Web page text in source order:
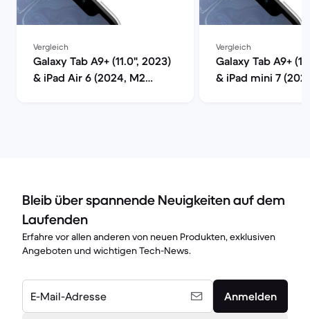
Vergleich
Galaxy Tab A9+ (11.0", 2023)
& iPad Air 6 (2024, M2
Vergleich
Galaxy Tab A9+
& iPad mini 7
Bleib über spannende Neuigkeiten auf dem
Laufenden
Erfahre vor allen anderen von neuen Produkten, exklusiven
Angeboten und wichtigen Tech-News.
E-Mail-Adresse Anmelden